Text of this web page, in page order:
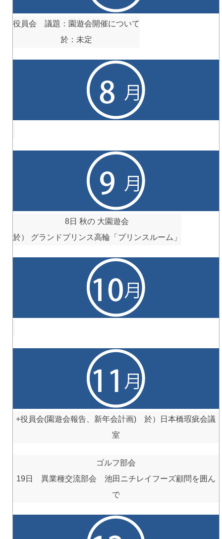
役員会 議題：園遊会開催について
於：未定
8日 秋の 大園遊会
於） グランドプリンス高輪「プリンスルーム」
+役員会(園遊会報告、新年会計画) 於）日本橋瑕疵会議
室
ゴルフ部会
19日 異業種交流部会 池田ニチレイフーズ顧問を囲ん
で